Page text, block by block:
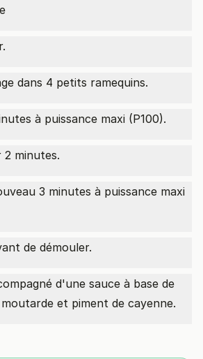
dans 4 petits ramequins.
à puissance maxi (P100).
2 minutes.
3 minutes à puissance maxi
de démouler.
d'une sauce à base de
et piment de cayenne.